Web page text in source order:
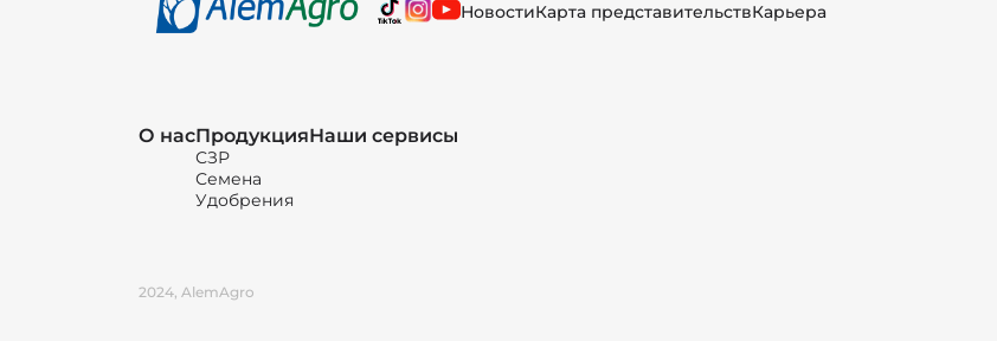
НовостиКарта представительствКарьера
О насПродукция
СЗР
Семена
Удобрения
Наши сервисы
2024, AlemAgro